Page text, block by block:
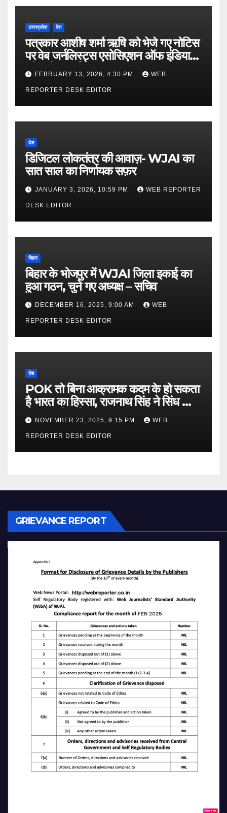
उत्तरप्रदेश देश
पत्रकार आशीष शर्मा ऋषि को भेजे गए नोटिस
पर वेब जर्नलिस्ट्स एसोसिएशन ऑफ इंडिया
की गंभीर आपत्ति
FEBRUARY 13, 2026, 4:30 PM WEB
REPORTER DESK EDITOR
देश
डिजिटल लोकतंत्र की आवाज़- WJAI का
सात साल का निर्णायक सफ़र
JANUARY 3, 2026, 10:59 PM WEB REPORTER
DESK EDITOR
बिहार
बिहार के भोजपुर में WJAI जिला इकाई का
हुआ गठन, चुने गए अध्यक्ष – सचिव
DECEMBER 16, 2025, 9:00 AM WEB
REPORTER DESK EDITOR
देश
POK तो बिना आक्रामक कदम के हो सकता
है भारत का हिस्सा, राजनाथ सिंह ने सिंध को
लेकर कही बड़ी बात…
NOVEMBER 23, 2025, 9:15 PM WEB
REPORTER DESK EDITOR
GRIEVANCE REPORT